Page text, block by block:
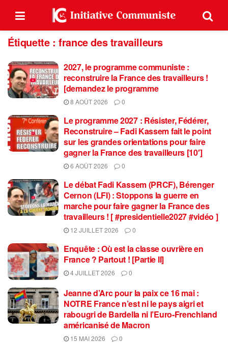
Étiquette :france des travailleurs
2027, le programme communiste :
reconstruire la France des travailleurs !
[demandez le programme
8 AOÛT 2026 0
Le programme 2027 : Résister, Fédérer,
Reconstruire – Fadi Kassem fait le point
sur les grandes orientations pour faire
gagner la France des travailleurs [10′]
6 AOÛT 2026 0
Le débat Fadi Kassem (PRCF), Bérenger
Cernon (LFI) : Stoppons la guerre en
marche pour faire gagner la France des
travailleurs ! [ #presidentielle2027 #vidéo ]
12 JUILLET 2026 0
Enquête : Où est la classe ouvrière en
France ? Partout ! [Partie II]
4 JUILLET 2026 0
Jeanne d’Arc pour la paix ce 16 mai :
NOTRE France n’est ni le pays aigri et
rabougri de Bardella ni l’Euro-Frenchland
américanisé de Macron
15 MAI 2026 0